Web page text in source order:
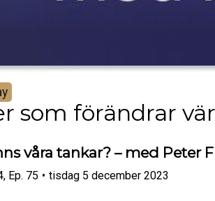
som förändrar
våra tankar? – med Peter
, Ep. 75 • tisdag 5 december 2023